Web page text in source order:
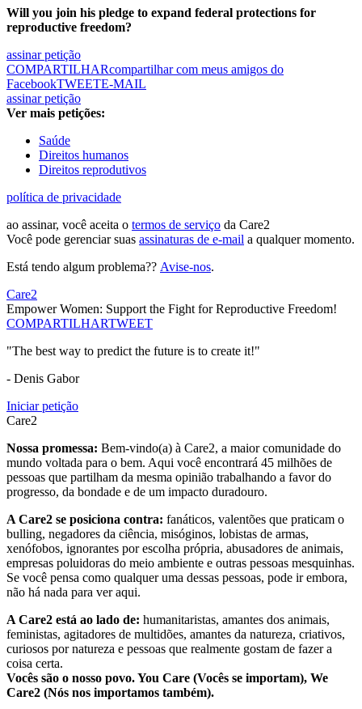
Will you join his pledge to expand federal protections for
reproductive freedom?
assinar petição
COMPARTILHARcompartilhar com meus amigos do
FacebookTWEETE-MAIL
assinar petição
Ver mais petições:
Saúde
Direitos humanos
Direitos reprodutivos
política de privacidade
ao assinar, você aceita o termos de serviço da Care2
Você pode gerenciar suas assinaturas de e-mail a qualquer momento.
Está tendo algum problema?? Avise-nos.
Care2
Empower Women: Support the Fight for Reproductive Freedom!
COMPARTILHARTWEET
"The best way to predict the future is to create it!"
- Denis Gabor
Iniciar petição
Care2
Nossa promessa: Bem-vindo(a) à Care2, a maior comunidade do
mundo voltada para o bem. Aqui você encontrará 45 milhões de
pessoas que partilham da mesma opinião trabalhando a favor do
progresso, da bondade e de um impacto duradouro.
A Care2 se posiciona contra: fanáticos, valentões que praticam o
bulling, negadores da ciência, misóginos, lobistas de armas,
xenófobos, ignorantes por escolha própria, abusadores de animais,
empresas poluidoras do meio ambiente e outras pessoas mesquinhas.
Se você pensa como qualquer uma dessas pessoas, pode ir embora,
não há nada para ver aqui.
A Care2 está ao lado de: humanitaristas, amantes dos animais,
feministas, agitadores de multidões, amantes da natureza, criativos,
curiosos por natureza e pessoas que realmente gostam de fazer a
coisa certa.
Vocês são o nosso povo. You Care (Vocês se importam), We
Care2 (Nós nos importamos também).